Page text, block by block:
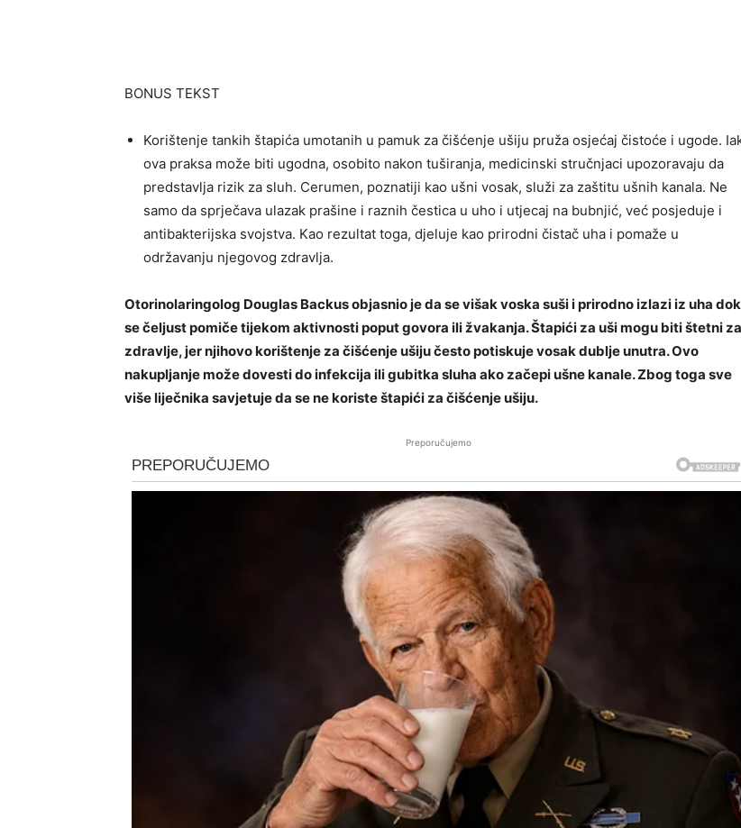
BONUS TEKST
Korištenje tankih štapića umotanih u pamuk za čišćenje ušiju pruža osjećaj čistoće i ugode.
ova praksa može biti ugodna, osobito nakon tuširanja, medicinski stručnjaci upozoravaju da
predstavlja rizik za sluh. Cerumen, poznatiji kao ušni vosak, služi za zaštitu ušnih kanala. Ne
samo da sprječava ulazak prašine i raznih čestica u uho i utjecaj na bubnjić, već posjeduje i
antibakterijska svojstva. Kao rezultat toga, djeluje kao prirodni čistač uha i pomaže u
održavanju njegovog zdravlja.
Otorinolaringolog Douglas Backus objasnio je da se višak voska suši i prirodno izlazi iz uha dok
se čeljust pomiče tijekom aktivnosti poput govora ili žvakanja. Štapići za uši mogu biti štetni za
zdravlje, jer njihovo korištenje za čišćenje ušiju često potiskuje vosak dublje unutra. Ovo
nakupljanje može dovesti do infekcija ili gubitka sluha ako začepi ušne kanale. Zbog toga sve
više liječnika savjetuje da se ne koriste štapići za čišćenje ušiju.
Preporučujemo